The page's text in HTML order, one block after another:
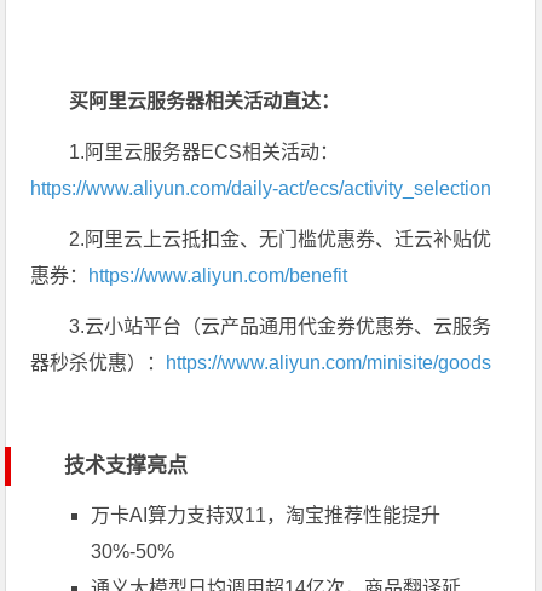
买阿里云服务器相关活动直达：
1.阿里云服务器ECS相关活动：
https://www.aliyun.com/daily-act/ecs/activity_selection
2.阿里云上云抵扣金、无门槛优惠券、迁云补贴优
惠券： https://www.aliyun.com/benefit
3.云小站平台（云产品通用代金券优惠券、云服务
器秒杀优惠）： https://www.aliyun.com/minisite/goods
技术支撑亮点
万卡AI算力支持双11，淘宝推荐性能提升
30%-50%